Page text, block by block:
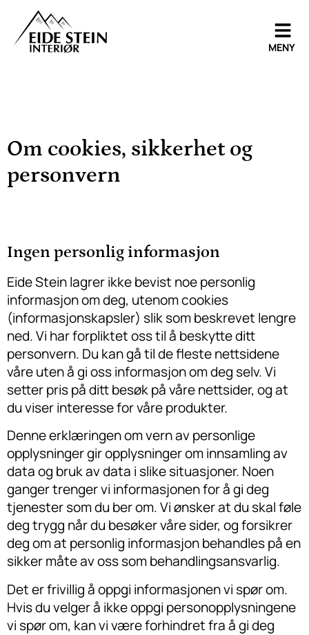
MENY
Om cookies, sikkerhet og
personvern
Ingen personlig informasjon
Eide Stein lagrer ikke bevist noe personlig
informasjon om deg, utenom cookies
(informasjonskapsler) slik som beskrevet lengre
ned. Vi har forpliktet oss til å beskytte ditt
personvern. Du kan gå til de fleste nettsidene
våre uten å gi oss informasjon om deg selv. Vi
setter pris på ditt besøk på våre nettsider, og at
du viser interesse for våre produkter.
Denne erklæringen om vern av personlige
opplysninger gir opplysninger om innsamling av
data og bruk av data i slike situasjoner. Noen
ganger trenger vi informasjonen for å gi deg
tjenester som du ber om. Vi ønsker at du skal føle
deg trygg når du besøker våre sider, og forsikrer
deg om at personlig informasjon behandles på en
sikker måte av oss som behandlingsansvarlig.
Det er frivillig å oppgi informasjonen vi spør om.
Hvis du velger å ikke oppgi personopplysningene
vi spør om, kan vi være forhindret fra å gi deg